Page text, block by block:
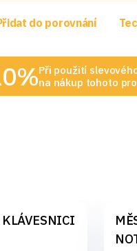
do porovnání
Při použití
na nákup tohoto
KLÁVESNICI